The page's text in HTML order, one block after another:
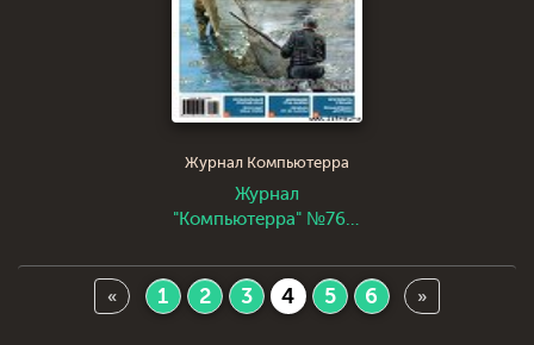
Журнал Компьютерра
Журнал
"Компьютерра" №765-
« 1 2 3 4 5 6 »